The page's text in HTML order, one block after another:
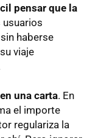
pensar que la
usuarios
haberse
viaje
una carta. En
el importe
regulariza la